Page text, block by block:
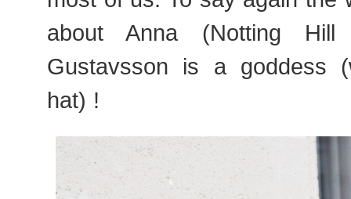
about Anna (Notting Hill
Gustavsson is a goddess
hat) !